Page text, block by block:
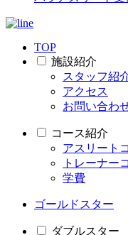
TOP
施設紹介
スタッフ紹
アクセス
お問い合わ
コース紹介
アスリート
トレーナー
学費
ゴールドスター
ダブルスター